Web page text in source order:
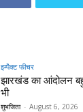
इम्पैक्ट फीचर
झारखंड का आंदोलन
भी
शुभजिता - August 6, 2026